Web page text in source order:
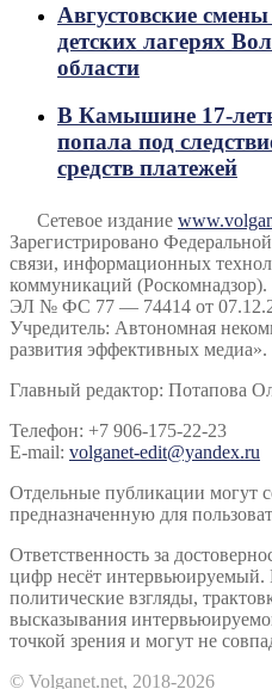
Августовские
детских лагерях
области
В Камышине 17-
попала под
средств платежей
Сетевое издание
Зарегистрировано
связи, информационных
коммуникаций
ЭЛ № ФС 77 — 74414 от
Учредитель: Автономная
развития эффективных медиа».
Главный редактор: Потапова
Телефон: +7 906-175-22-23
E-mail: volganet-edit@yandex.ru
Отдельные публикации могут
предназначенную для
Ответственность за
цифр несёт интервьюируемый.
политические взгляды,
высказывания
точкой зрения и могут не
© Volganet.net, 2018-2026